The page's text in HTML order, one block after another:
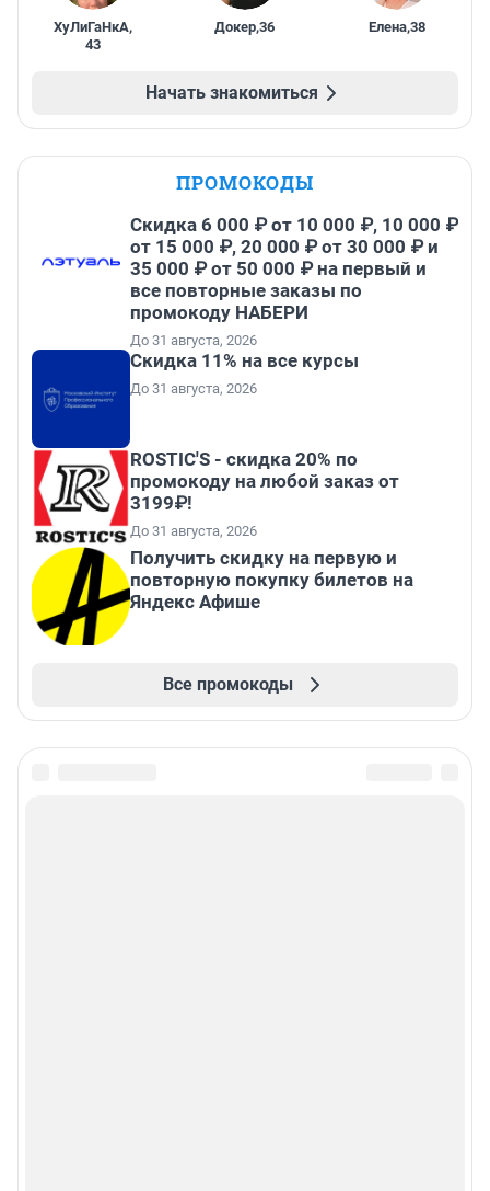
ХуЛиГаНкА,
43
Докер,36 Елена,38
Начать знакомиться
ПРОМОКОДЫ
Скидка 6 000 ₽ от 10 000 ₽, 10 000 ₽
от 15 000 ₽, 20 000 ₽ от 30 000 ₽ и
35 000 ₽ от 50 000 ₽ на первый и
все повторные заказы по
промокоду НАБЕРИ
До 31 августа, 2026
Скидка 11% на все курсы
До 31 августа, 2026
ROSTIC'S - скидка 20% по
промокоду на любой заказ от
3199₽!
До 31 августа, 2026
Получить скидку на первую и
повторную покупку билетов на
Яндекс Афише
Все промокоды